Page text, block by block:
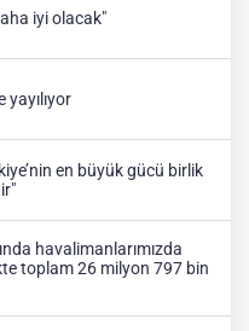
iyi olacak"
yayılıyor
en büyük gücü birlik
havalimanlarımızda
toplam 26 milyon 797 bin